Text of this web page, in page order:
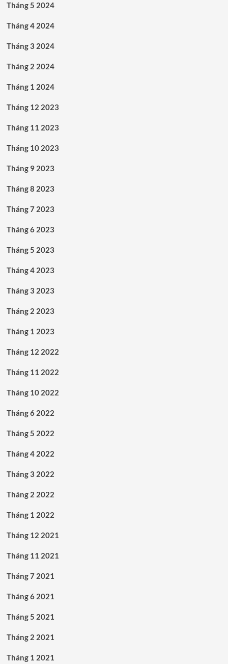
Tháng 5 2024
Tháng 4 2024
Tháng 3 2024
Tháng 2 2024
Tháng 1 2024
Tháng 12 2023
Tháng 11 2023
Tháng 10 2023
Tháng 9 2023
Tháng 8 2023
Tháng 7 2023
Tháng 6 2023
Tháng 5 2023
Tháng 4 2023
Tháng 3 2023
Tháng 2 2023
Tháng 1 2023
Tháng 12 2022
Tháng 11 2022
Tháng 10 2022
Tháng 6 2022
Tháng 5 2022
Tháng 4 2022
Tháng 3 2022
Tháng 2 2022
Tháng 1 2022
Tháng 12 2021
Tháng 11 2021
Tháng 7 2021
Tháng 6 2021
Tháng 5 2021
Tháng 2 2021
Tháng 1 2021